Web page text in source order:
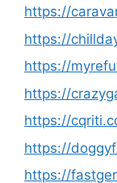
https://
https://
https://
https://
https://
https://
https://